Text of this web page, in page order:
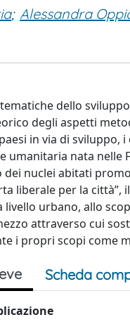
; Alessandra
dello
degli aspetti
in via di sviluppo,
umanitaria nata
nuclei abitati
liberale per la
livello urbano, allo
attraverso cui
i propri scopi come
Scheda